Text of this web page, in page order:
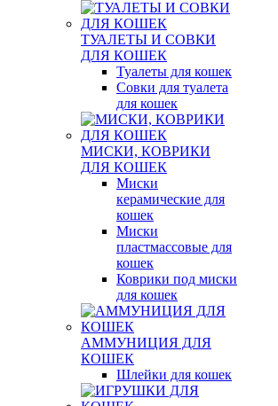
ТУАЛЕТЫ И СОВКИ
ДЛЯ КОШЕК
Туалеты для кошек
Совки для туалета
для кошек
МИСКИ, КОВРИКИ
ДЛЯ КОШЕК
Миски
керамические для
кошек
Миски
пластмассовые для
кошек
Коврики под миски
для кошек
АММУНИЦИЯ ДЛЯ
КОШЕК
Шлейки для кошек